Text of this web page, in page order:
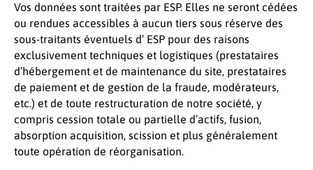
Vos données sont traitées par ESP. Elles ne seront cédées
ou rendues accessibles à aucun tiers sous réserve des
sous-traitants éventuels d’ ESP pour des raisons
exclusivement techniques et logistiques (prestataires
d’hébergement et de maintenance du site, prestataires
de paiement et de gestion de la fraude, modérateurs,
etc.) et de toute restructuration de notre société, y
compris cession totale ou partielle d’actifs, fusion,
absorption acquisition, scission et plus généralement
toute opération de réorganisation.